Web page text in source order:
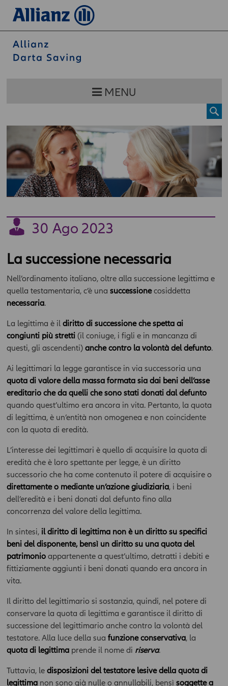
MENU
30 Ago 2023
La successione necessaria
Nell’ordinamento italiano, oltre alla successione legittima e
quella testamentaria, c’è una successionecosiddetta
necessaria.
La legittima è il diritto di successione che spetta ai
congiunti più stretti(il coniuge, i figli e in mancanza di
questi, gli ascendenti) anche contro la volontà del defunto.
Ai legittimari la legge garantisce in via successoria una
quota di valore della massa formata sia dai beni dell’asse
ereditario che da quelli che sono stati donati dal defunto
quando quest’ultimo era ancora in vita. Pertanto, la quota
di legittima, è un’entità non omogenea e non coincidente
con la quota di eredità.
L’interesse dei legittimari è quello di acquisire la quota di
eredità che è loro spettante per legge, è un diritto
successorio che ha come contenuto il potere di acquisire o
direttamente o mediante un’azione giudiziaria, i beni
dell’eredità e i beni donati dal defunto fino alla
concorrenza del valore della legittima.
In sintesi, il diritto di legittima non è un diritto su specifici
beni del disponente, bensì un diritto su una quota del
patrimonioappartenente a quest’ultimo, detratti i debiti e
fittiziamente aggiunti i beni donati quando era ancora in
vita.
Il diritto del legittimario si sostanzia, quindi, nel potere di
conservare la quota di legittima e garantisce il diritto di
successione del legittimario anche contro la volontà del
testatore. Alla luce della sua funzione conservativa, la
quota di legittimaprende il nome di riserva.
Tuttavia, le disposizioni del testatore lesive della quota di
legittimanon sono già nulle o annullabili, bensì soggette a